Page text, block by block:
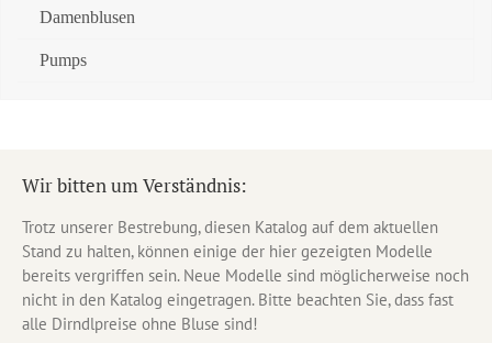
Damenblusen
Pumps
Wir bitten um Verständnis:
Trotz unserer Bestrebung, diesen Katalog auf dem aktuellen
Stand zu halten, können einige der hier gezeigten Modelle
bereits vergriffen sein. Neue Modelle sind möglicherweise noch
nicht in den Katalog eingetragen. Bitte beachten Sie, dass fast
alle Dirndlpreise ohne Bluse sind!